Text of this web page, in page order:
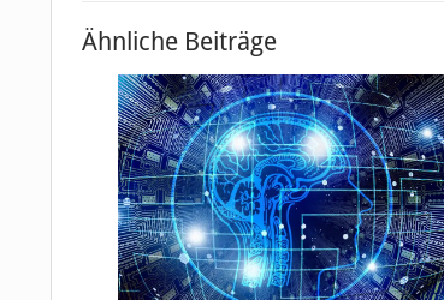
Ähnliche Beiträge